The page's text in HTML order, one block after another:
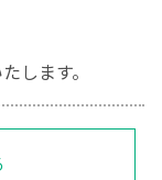
します。